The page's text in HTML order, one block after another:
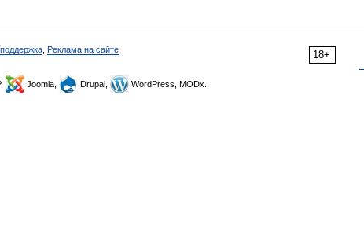
18+
Реклама на сайте
Joomla, Drupal, WordPress, MODx.